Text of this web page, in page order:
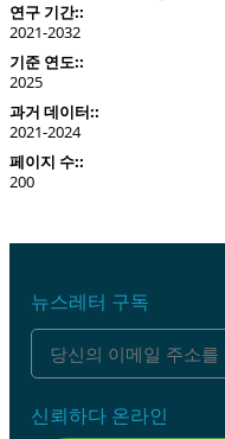
연구 기간::
2021-2032
기준 연도::
2025
과거 데이터::
2021-2024
페이지 수::
200
뉴스레터 구독
신뢰하다 온라인